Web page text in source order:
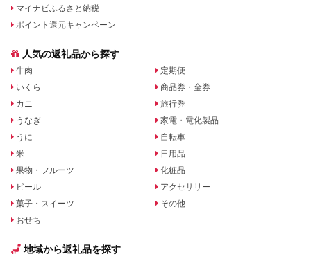
マイナビふるさと納税
ポイント還元キャンペーン
人気の返礼品から探す
牛肉
いくら
カニ
うなぎ
うに
米
果物・フルーツ
ビール
菓子・スイーツ
おせち
定期便
商品券・金券
旅行券
家電・電化製品
自転車
日用品
化粧品
アクセサリー
その他
地域から返礼品を探す